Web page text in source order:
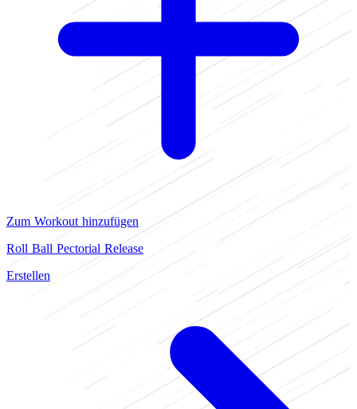
Zum Workout hinzufügen
Roll Ball Pectorial Release
Erstellen